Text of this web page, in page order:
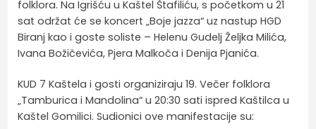
folklora. Na Igrišću u Kaštel Štafiliću, s početkom u 21
sat održat će se koncert „Boje jazza“ uz nastup HGD
Biranj kao i goste soliste – Helenu Gudelj Željka Milića,
Ivana Božičevića, Pjera Malkoča i Denija Pjanića.
KUD 7 Kaštela i gosti organiziraju 19. Večer folklora
„Tamburica i Mandolina“ u 20:30 sati ispred Kaštilca u
Kaštel Gomilici. Sudionici ove manifestacije su: